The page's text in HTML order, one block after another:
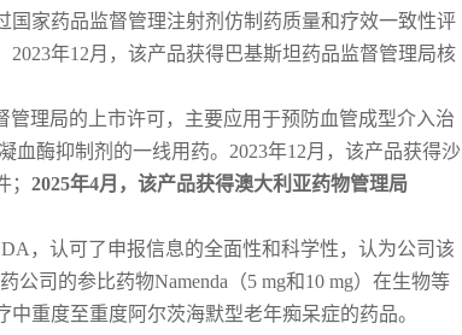
家药品监督管理注射剂仿制药质量和疗效一致性评
年12月，该产品获得巴基斯坦药品监督管理局核
理局的上市许可，主要应用于预防血管成型介入治
血酶抑制剂的一线用药。2023年12月，该产品获得沙
2025年4月，该产品获得澳大利亚药物管理局
，认可了申报信息的全面性和科学性，认为公司该
公司的参比药物Namenda（5 mg和10 mg）在生物等
重度至重度阿尔茨海默型老年痴呆症的药品。